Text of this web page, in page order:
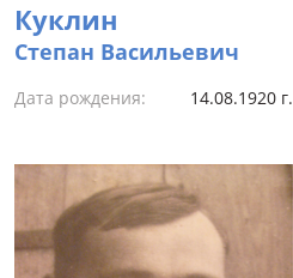
Куклин
Степан Васильевич
Дата рождения: 14.08.1920 г.